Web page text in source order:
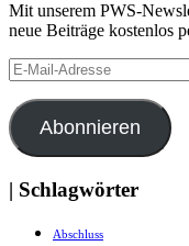
Mit unserem PWS-
neue Beiträge kostenlos
E-
Mail-
Adresse
Abonnieren
| Schlagwörter
Abschluss